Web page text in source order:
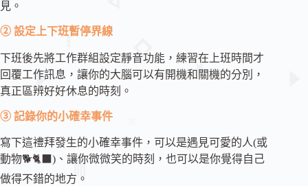
見。
② 設定上下班暫停界線
下班後先將工作群組設定靜音功能，練習在上班時間才
回覆工作訊息，讓你的大腦可以有開機和關機的分別，
真正區辨好好休息的時刻。
③ 記錄你的小確幸事件
寫下這禮拜發生的小確幸事件，可以是遇見可愛的人(或
動物🐕🐈‍⬛)、讓你微微笑的時刻，也可以是你覺得自己
做得不錯的地方。